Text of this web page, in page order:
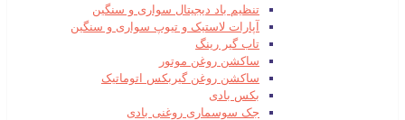
تنظیم باد دیجیتال سواری و سنگین
آپارات لاستیک و تیوپ سواری و سنگین
تاب گیر رینگ
ساکشن روغن موتور
ساکشن روغن گیربکس اتوماتیک
بکس بادی
جک سوسماری روغنی بادی